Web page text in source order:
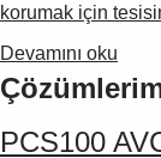
korumak için
Devamını oku
PCS100